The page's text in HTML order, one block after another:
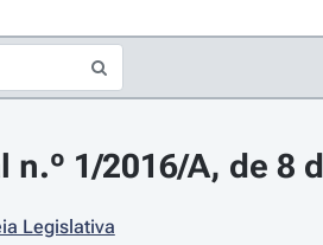
1/2016/A, de 8
Legislativa